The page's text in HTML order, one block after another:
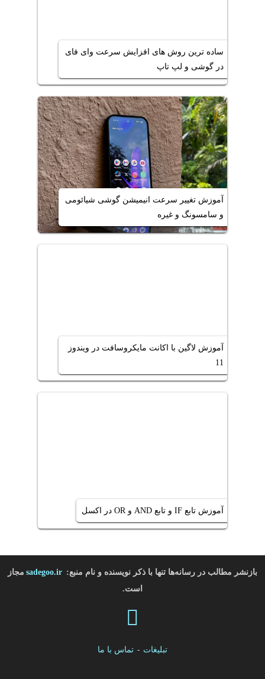
ساده ترین روش های افزایش سرعت وای فای
در گوشی و لپ تاپ
آموزش تغییر سرعت انیمیشن گوشی شیائومی
و سامسونگ و غیره
آموزش لاگین با اکانت مایکروسافت در ویندوز
11
آموزش تابع IF و تابع AND و OR در اکسل
بازنشر مطالب در رسانه‌ها تنها با ذکر نویسنده و نام منبع: sadegoo.ir مجاز
است.
تبلیغات - تماس با ما